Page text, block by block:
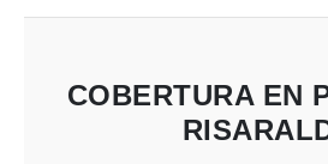
COBERTURA EN